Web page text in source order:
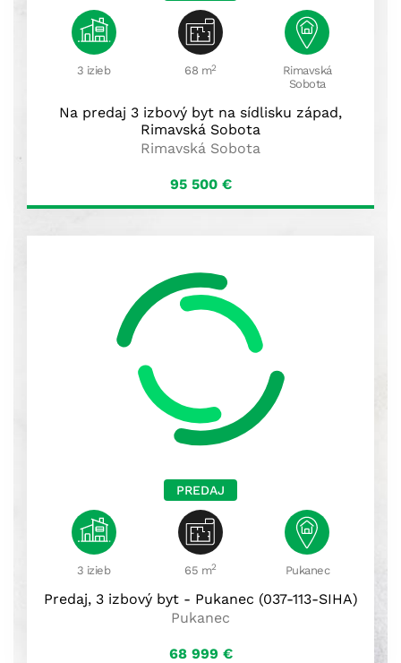
3 izieb 68 m2
Rimavská
Sobota
Na predaj 3 izbový byt na sídlisku západ,
Rimavská Sobota
Rimavská Sobota
95 500 €
PREDAJ
3 izieb 65 m2 Pukanec
Predaj, 3 izbový byt - Pukanec (037-113-SIHA)
Pukanec
68 999 €